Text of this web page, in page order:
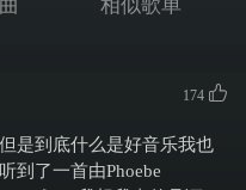
什么
hundred
治疗家
相似歌单
174
是到底什么是好音乐我也
到了一首由Phoebe